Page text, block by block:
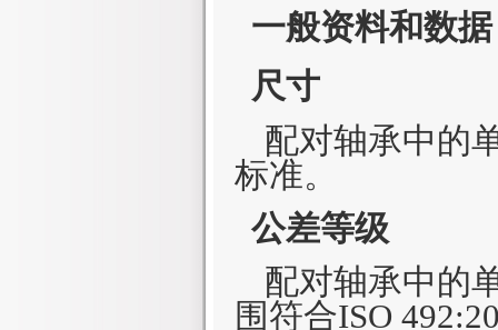
一般资料和数据
尺寸
配对轴承中的
标准。
公差等级
配对轴承中的
围符合ISO